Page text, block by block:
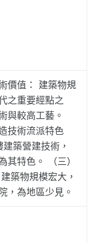
價值： 建築物規
之重要經點之
與較高工藝。
技術流派特色
築營建技術，
其特色。 （三）
築物規模宏大，
，為地區少見。